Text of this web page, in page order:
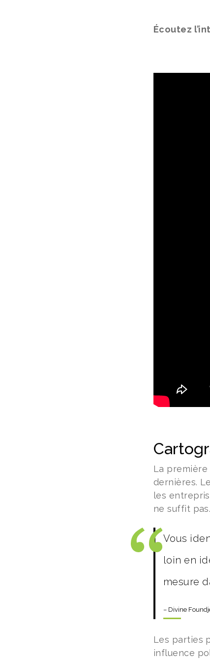
Écoutez
La
dernières.
les
ne suffit pas.
Vous
loin en
mesure
– Divine
Les parties
influence